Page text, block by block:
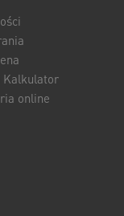
Kalkulator
online